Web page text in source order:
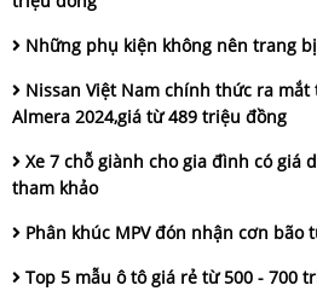
Những phụ kiện không nên trang
Nissan Việt Nam chính thức ra
Almera 2024,giá từ 489 triệu đồng
Xe 7 chỗ giành cho gia đình có giá
tham khảo
Phân khúc MPV đón nhận cơn bão
Top 5 mẫu ô tô giá rẻ từ 500 - 700